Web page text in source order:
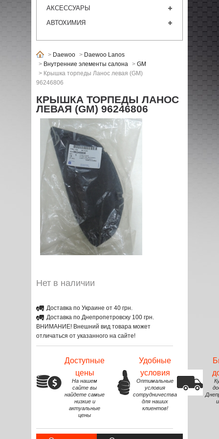
АКСЕССУАРЫ
АВТОХИМИЯ
> Daewoo > Daewoo Lanos
> Внутренние элементы салона > GM
> Крышка торпеды Ланос левая (GM)
96246806
КРЫШКА ТОРПЕДЫ ЛАНОС
ЛЕВАЯ (GM) 96246806
Нет в наличии
Доставка по Украине от 40 грн.
Доставка по Днепропетровску 100 грн.
ВНИМАНИЕ! Внешний вид товара может
отличаться от указанного на сайте!
Доступные
цены
На нашем
сайте вы
найдете самые
низкие и
актуальные
цены
Удобные
условия
Оптимальные
условия
сотрудничества
для наших
клиентов!